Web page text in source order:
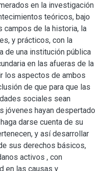
en la investigación
teóricos, bajo
de la historia, la
y prácticos, con la
de una institución pública
en las afueras de la
los aspectos de ambos
de que para que las
sociales sean
jóvenes hayan despertado
darse cuenta de su
y así desarrollar
sus derechos básicos,
activos , con
en las causas y